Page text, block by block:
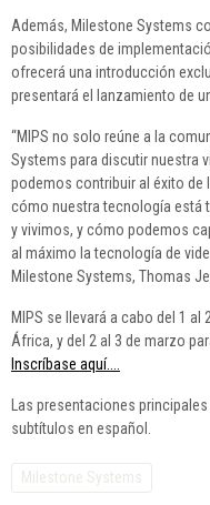
Además, Milestone Systems
posibilidades de
ofrecerá una introducción
presentará el lanzamiento de
“MIPS no solo reúne a la
Systems para discutir nuestra
podemos contribuir al éxito de
cómo nuestra tecnología está
y vivimos, y cómo podemos
al máximo la tecnología de
Milestone Systems, Thomas
MIPS se llevará a cabo del 1 al
África, y del 2 al 3 de marzo
Inscríbase aquí....
Las presentaciones
subtítulos en español.
Milestone Systems